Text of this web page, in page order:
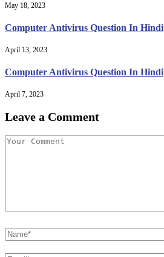
May 18, 2023
Computer Antivirus Question In Hindi
April 13, 2023
Computer Antivirus Question In Hindi
April 7, 2023
Leave a Comment